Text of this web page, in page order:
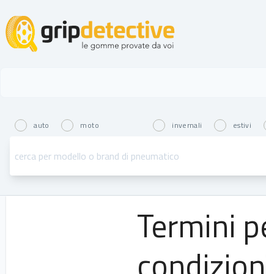
GripDetective
auto moto invernali estivi
Termini